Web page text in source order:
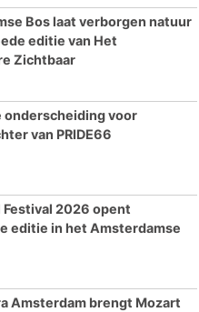
Bos laat verborgen natuur
editie van Het
Zichtbaar
onderscheiding voor
van PRIDE66
Festival 2026 opent
editie in het Amsterdamse
Amsterdam brengt Mozart